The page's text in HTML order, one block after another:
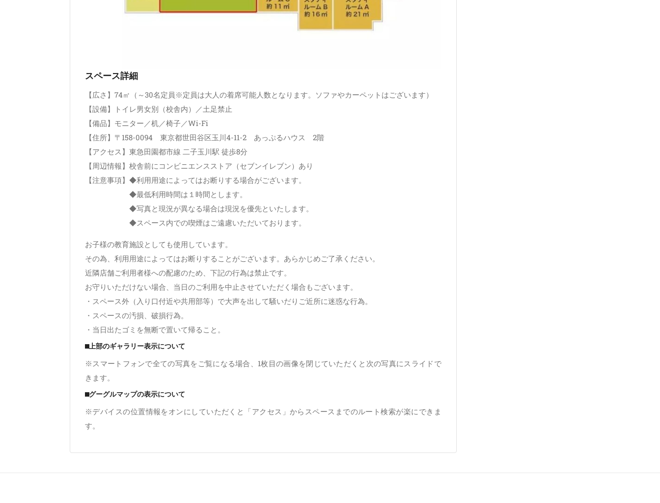
スペース詳細
【広さ】74㎡（～30名定員※定員は大人の着席可能人数となります。ソファやカーペットはございます）
【設備】トイレ男女別（校舎内）／土足禁止
【備品】モニター／机／椅子／Wi-Fi
【住所】〒158-0094 東京都世田谷区玉川4-11-2 あっぷるハウス 2階
【アクセス】東急田園都市線 二子玉川駅 徒歩8分
【周辺情報】校舎前にコンビニエンスストア（セブンイレブン）あり
【注意事項】◆利用用途によってはお断りする場合がございます。
◆最低利用時間は１時間とします。
◆写真と現況が異なる場合は現況を優先といたします。
◆スペース内での喫煙はご遠慮いただいております。
お子様の教育施設としても使用しています。
その為、利用用途によってはお断りすることがございます。あらかじめご了承ください。
近隣店舗ご利用者様への配慮のため、下記の行為は禁止です。
お守りいただけない場合、当日のご利用を中止させていただく場合もございます。
・スペース外（入り口付近や共用部等）で大声を出して騒いだりご近所に迷惑な行為。
・スペースの汚損、破損行為。
・当日出たゴミを無断で置いて帰ること。
⬛︎上部のギャラリー表示について
※スマートフォンで全ての写真をご覧になる場合、1枚目の画像を閉じていただくと次の写真にスライドで
きます。
⬛︎グーグルマップの表示について
※デバイスの位置情報をオンにしていただくと「アクセス」からスペースまでのルート検索が楽にできま
す。